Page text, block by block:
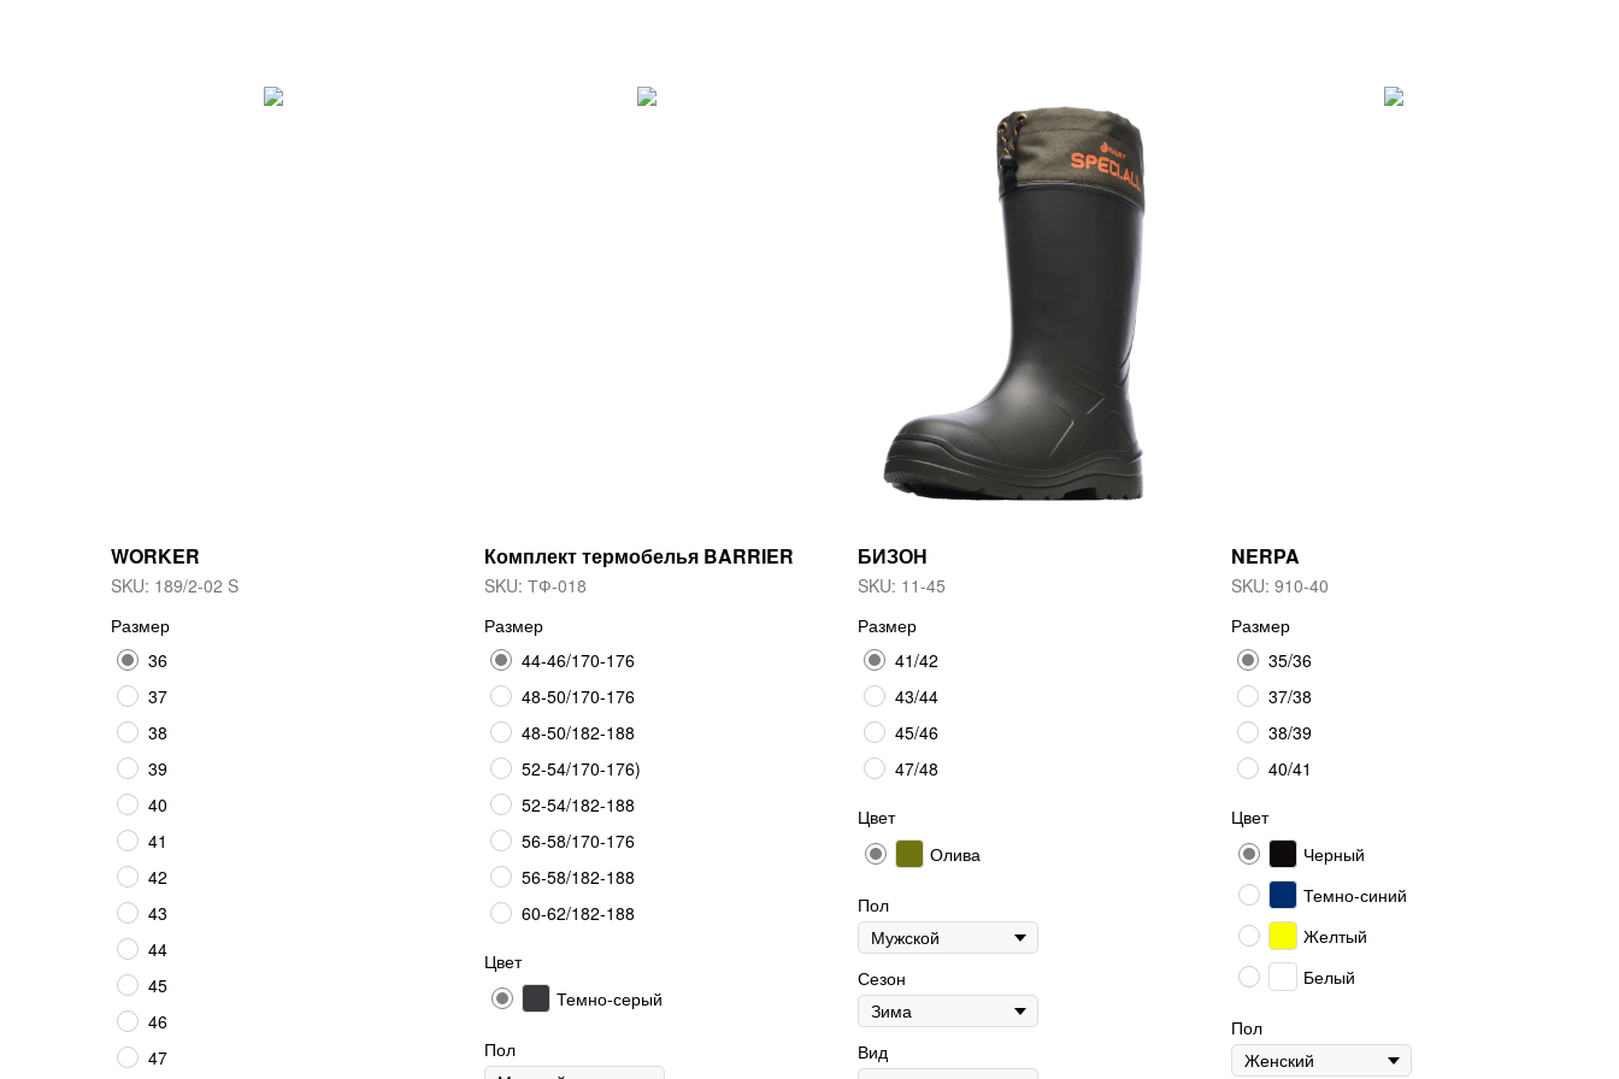
WORKER
SKU: 189/2-02 S
Размер
36
37
38
39
40
41
42
43
44
45
46
47
Комплект термобелья BARRIER
SKU: ТФ-018
Размер
44-46/170-176
48-50/170-176
48-50/182-188
52-54/170-176)
52-54/182-188
56-58/170-176
56-58/182-188
60-62/182-188
Цвет
Темно-серый
Пол
БИЗОН
SKU: 11-45
Размер
41/42
43/44
45/46
47/48
Цвет
Олива
Пол
Сезон
Вид
NERPA
SKU: 910-40
Размер
35/36
37/38
38/39
40/41
Цвет
Черный
Темно-синий
Желтый
Белый
Пол